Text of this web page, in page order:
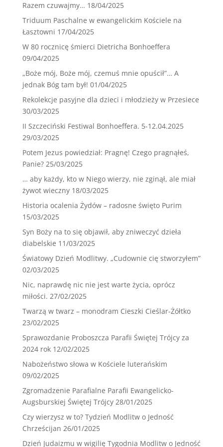
Razem czuwajmy… 18/04/2025
Triduum Paschalne w ewangelickim Kościele na
Łasztowni 17/04/2025
W 80 rocznicę śmierci Dietricha Bonhoeffera
09/04/2025
„Boże mój, Boże mój, czemuś mnie opuścił”… A
jednak Bóg tam był! 01/04/2025
Rekolekcje pasyjne dla dzieci i młodzieży w Przesiece
30/03/2025
II Szczeciński Festiwal Bonhoeffera. 5-12.04.2025
29/03/2025
Potem Jezus powiedział: Pragnę! Czego pragnąłeś,
Panie? 25/03/2025
… aby każdy, kto w Niego wierzy, nie zginął, ale miał
żywot wieczny 18/03/2025
Historia ocalenia Żydów – radosne święto Purim
15/03/2025
Syn Boży na to się objawił, aby zniweczyć dzieła
diabelskie 11/03/2025
Światowy Dzień Modlitwy. „Cudownie cię stworzyłem”
02/03/2025
Nic, naprawdę nic nie jest warte życia, oprócz
miłości. 27/02/2025
Twarzą w twarz – monodram Cieszki Cieślar-Żółtko
23/02/2025
Sprawozdanie Proboszcza Parafii Świętej Trójcy za
2024 rok 12/02/2025
Nabożeństwo słowa w Kościele luterańskim
09/02/2025
Zgromadzenie Parafialne Parafii Ewangelicko-
Augsburskiej Świętej Trójcy 28/01/2025
Czy wierzysz w to? Tydzień Modlitw o Jedność
Chrześcijan 26/01/2025
Dzień Judaizmu w wigilię Tygodnia Modlitw o Jedność